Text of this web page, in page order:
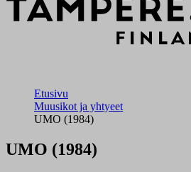
Etusivu
Muusikot ja yhtyeet
UMO (1984)
UMO (1984)